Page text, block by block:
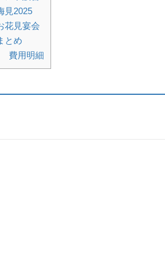
見2025
花見宴会
とめ
費用明細